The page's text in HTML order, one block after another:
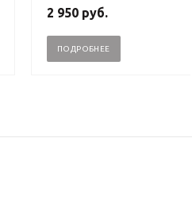
2 950 руб.
ПОДРОБНЕЕ